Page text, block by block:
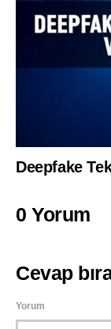
Deepfake
0 Yorum
Cevap
Yorum